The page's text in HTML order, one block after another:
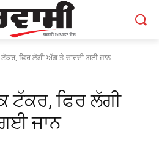
ਫਿਰ ਲੱਗੀ ਅੱਗ ਤੇ ਚਾਰਦੀ ਗਈ ਜਾਨ
ਟੱਕਰ, ਫਿਰ ਲੱਗੀ
ਜਾਨ